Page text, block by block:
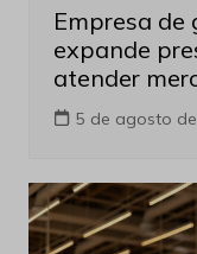
Empresa de
expande
atender
5 de agosto